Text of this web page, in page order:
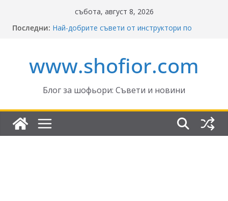
събота, август 8, 2026
Последни: Най-добрите съвети от инструктори по
пътищата на България – в сила от 2026
ВНИМАНИЕ: Франция криминализира
Отнемане на контролни точки – по колко и
Промени в Закона за пътищата 2025–2026:
Какво трябва да знаят шофьорите?
www.shofior.com
Блог за шофьори: Съвети и новини